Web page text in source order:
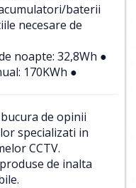
baterii
necesare de
noapte: 32,8Wh ●
170KWh ●
de opinii
specializati in
CCTV.
de inalta